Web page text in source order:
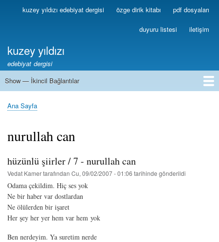
Ana
içeriğe
Birincilkuzey yıldızı edebiyat dergisi özge dirik kitabı pdf dosyaları
duyuru listesi iletişim
kuzey yıldızı
edebiyat dergisi
İkincil
Show — İkincil Bağlantılar
1
2
3
4
5
6
7
8
9
10
11
12
13
Sayfa
Ana Sayfa
nurullah can
hüzünlü şiirler / 7 - nurullah can
Vedat Kamertarafından Cu, 09/02/2007 - 01:06 tarihinde gönderildi
Odama çekildim. Hiç ses yok
Ne bir haber var dostlardan
Ne ölülerden bir işaret
Her şey her yer hem var hem yok
Ben nerdeyim. Ya suretim nerde